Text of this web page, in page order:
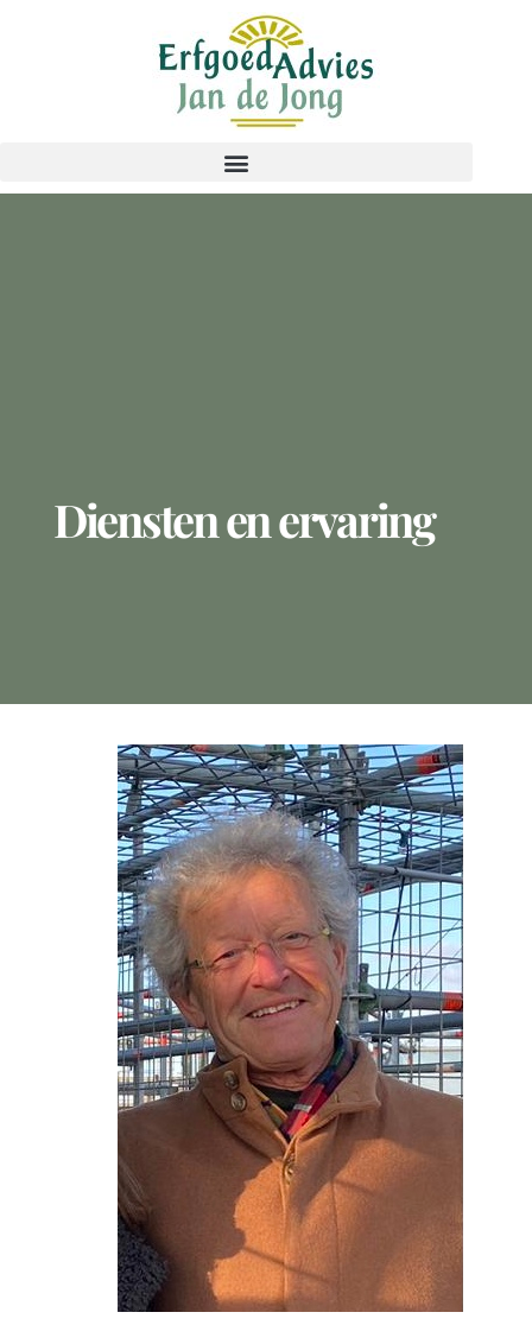
Diensten en ervaring